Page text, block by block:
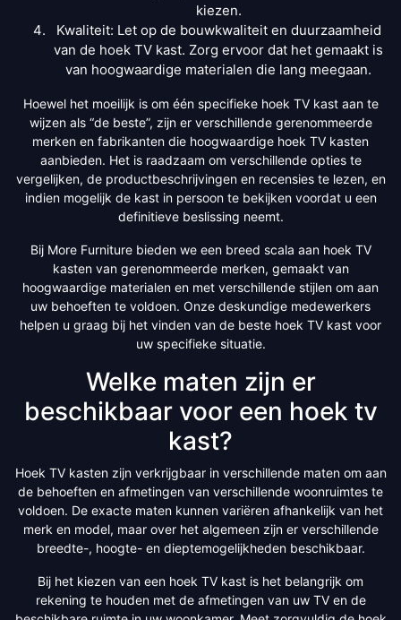
kiezen.
Kwaliteit: Let op de bouwkwaliteit en duurzaamheid
van de hoek TV kast. Zorg ervoor dat het gemaakt is
van hoogwaardige materialen die lang meegaan.
Hoewel het moeilijk is om één specifieke hoek TV kast aan te
wijzen als “de beste”, zijn er verschillende gerenommeerde
merken en fabrikanten die hoogwaardige hoek TV kasten
aanbieden. Het is raadzaam om verschillende opties te
vergelijken, de productbeschrijvingen en recensies te lezen, en
indien mogelijk de kast in persoon te bekijken voordat u een
definitieve beslissing neemt.
Bij More Furniture bieden we een breed scala aan hoek TV
kasten van gerenommeerde merken, gemaakt van
hoogwaardige materialen en met verschillende stijlen om aan
uw behoeften te voldoen. Onze deskundige medewerkers
helpen u graag bij het vinden van de beste hoek TV kast voor
uw specifieke situatie.
Welke maten zijn er
beschikbaar voor een hoek tv
kast?
Hoek TV kasten zijn verkrijgbaar in verschillende maten om aan
de behoeften en afmetingen van verschillende woonruimtes te
voldoen. De exacte maten kunnen variëren afhankelijk van het
merk en model, maar over het algemeen zijn er verschillende
breedte-, hoogte- en dieptemogelijkheden beschikbaar.
Bij het kiezen van een hoek TV kast is het belangrijk om
rekening te houden met de afmetingen van uw TV en de